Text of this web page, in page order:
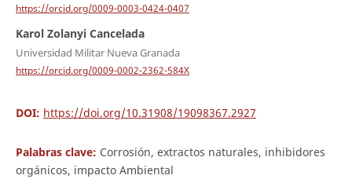
https://orcid.org/0009-0003-0424-0407
Karol Zolanyi Cancelada
Universidad Militar Nueva Granada
https://orcid.org/0009-0002-2362-584X
DOI: https://doi.org/10.31908/19098367.2927
Palabras clave: Corrosión, extractos naturales, inhibidores
orgánicos, impacto Ambiental